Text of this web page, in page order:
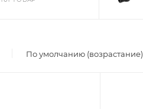
По умолчанию (возрастание)